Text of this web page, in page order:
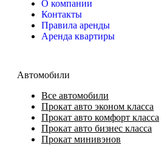
О компании
Контакты
Правила аренды
Аренда квартиры
Автомобили
Все автомобили
Прокат авто эконом класса
Прокат авто комфорт класса
Прокат авто бизнес класса
Прокат минивэнов